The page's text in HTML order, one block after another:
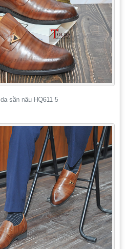
sần nâu HQ611 5